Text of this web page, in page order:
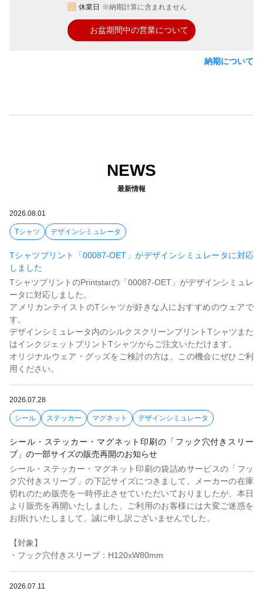
休業日 ※納期計算に含まれません
お盆期間中の営業について
納期について
NEWS
最新情報
2026.08.01
Tシャツ デザインシミュレータ
Tシャツプリント「00087-OET」がデザインシミュレータに対応
しました
TシャツプリントのPrintstarの「00087-OET」がデザインシミュレ
ータに対応しました。
アメリカンテイストのTシャツが好きな人におすすめのウェアで
す。
デザインシミュレータ内のシルクスクリーンプリントTシャツまた
はインクジェットプリントTシャツからご注文いただけます。
オリジナルウェア・グッズをご検討の方は、この機会にぜひご利
用ください。
2026.07.28
シール ステッカー マグネット デザインシミュレータ
シール・ステッカー・マグネット印刷の「フック穴付きスリー
ブ」の一部サイズの販売再開のお知らせ
シール・ステッカー・マグネット印刷の袋詰めサービスの「フッ
ク穴付きスリーブ」の下記サイズにつきまして、メーカーの在庫
切れのため販売を一時停止させていただいておりましたが、本日
より販売を再開いたしました。ご利用のお客様には大変ご迷惑を
お掛けいたしまして、誠に申し訳ございませんでした。
【対象】
・フック穴付きスリーブ：H120xW80mm
2026.07.11